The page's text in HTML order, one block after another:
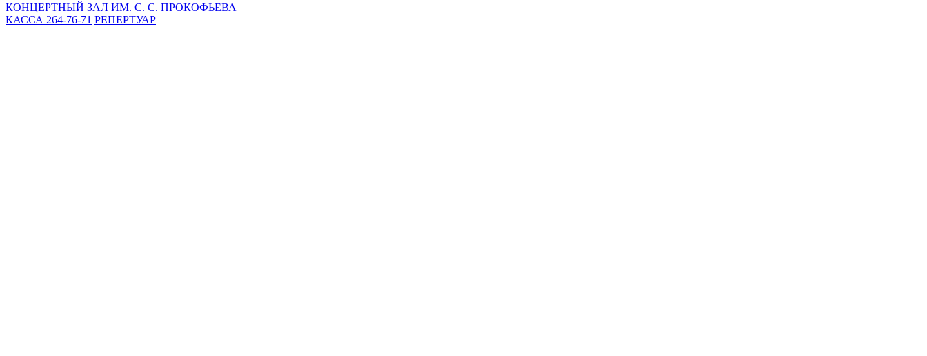
КОНЦЕРТНЫЙ ЗАЛ ИМ. С. С. ПРОКОФЬЕВА
КАССА 264-76-71 РЕПЕРТУАР